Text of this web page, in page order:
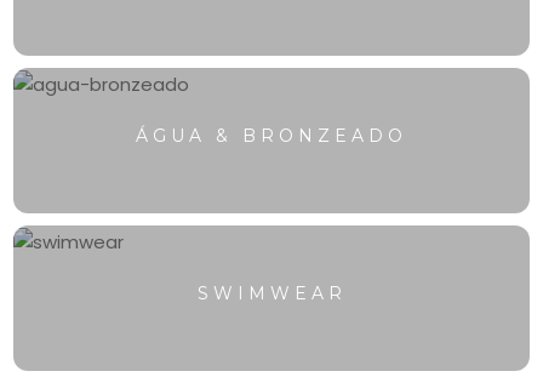
ÁGUA & BRONZEADO
SWIMWEAR